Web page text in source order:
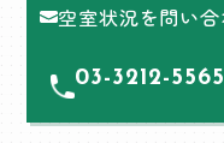
空室状況を問い合
03-3212-5565